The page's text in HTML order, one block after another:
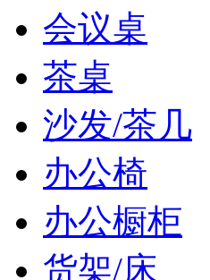
会议桌
茶桌
沙发/茶几
办公椅
办公橱柜
货架/床